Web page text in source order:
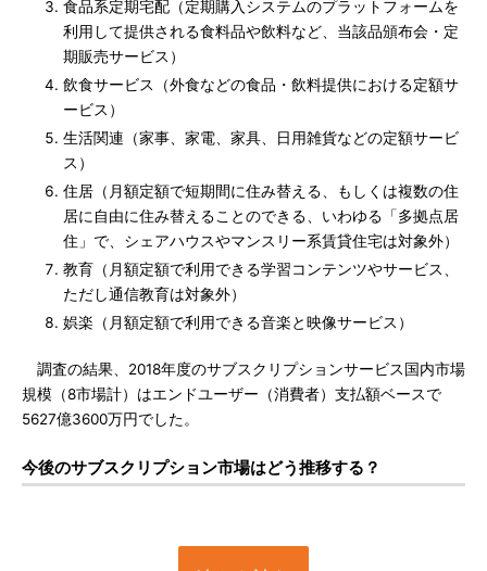
食品系定期宅配（定期購入システムのプラットフォームを
利用して提供される食料品や飲料など、当該品頒布会・定
期販売サービス）
飲食サービス（外食などの食品・飲料提供における定額サ
ービス）
生活関連（家事、家電、家具、日用雑貨などの定額サービ
ス）
住居（月額定額で短期間に住み替える、もしくは複数の住
居に自由に住み替えることのできる、いわゆる「多拠点居
住」で、シェアハウスやマンスリー系賃貸住宅は対象外）
教育（月額定額で利用できる学習コンテンツやサービス、
ただし通信教育は対象外）
娯楽（月額定額で利用できる音楽と映像サービス）
調査の結果、2018年度のサブスクリプションサービス国内市場
規模（8市場計）はエンドユーザー（消費者）支払額ベースで
5627億3600万円でした。
今後のサブスクリプション市場はどう推移する？